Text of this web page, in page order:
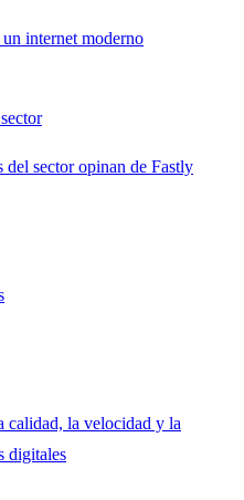
internet moderno
del sector opinan de Fastly
calidad, la velocidad y la
digitales